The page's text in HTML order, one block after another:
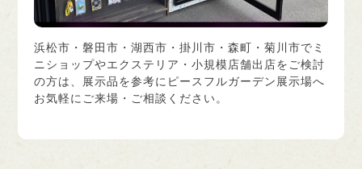
浜松市・磐田市・湖西市・掛川市・森町・菊川市でミ
ニショップやエクステリア・小規模店舗出店をご検討
の方は、展示品を参考にピースフルガーデン展示場へ
お気軽にご来場・ご相談ください。